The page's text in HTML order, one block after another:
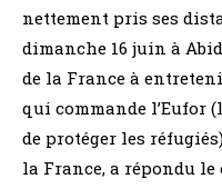
nettement pris ses
dimanche 16 juin à
de la France à
qui commande l’Eufor
de protéger les
la France, a répondu